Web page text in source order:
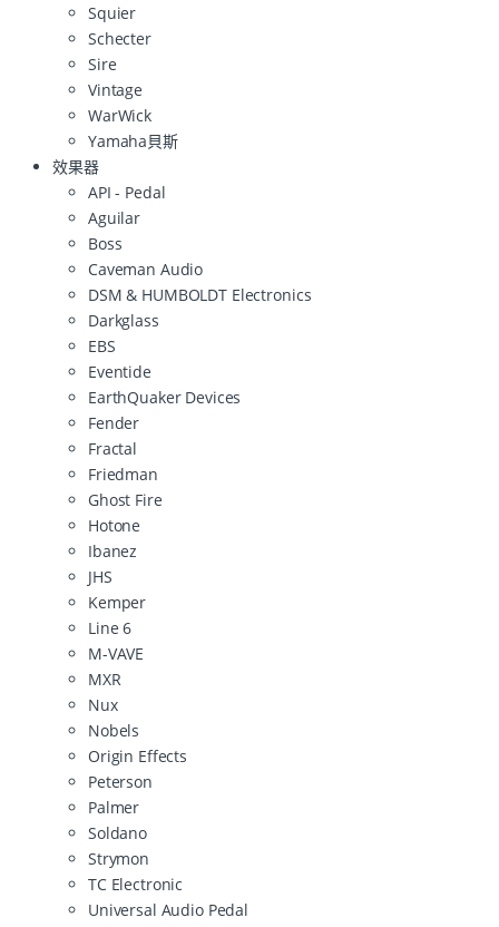
Squier
Schecter
Sire
Vintage
WarWick
Yamaha貝斯
效果器
API - Pedal
Aguilar
Boss
Caveman Audio
DSM & HUMBOLDT Electronics
Darkglass
EBS
Eventide
EarthQuaker Devices
Fender
Fractal
Friedman
Ghost Fire
Hotone
Ibanez
JHS
Kemper
Line 6
M-VAVE
MXR
Nux
Nobels
Origin Effects
Peterson
Palmer
Soldano
Strymon
TC Electronic
Universal Audio Pedal